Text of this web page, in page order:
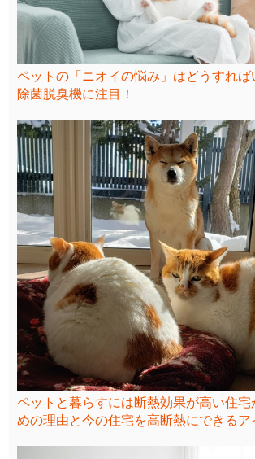
ペットの「ニオイの悩み」はどうすれ
除菌脱臭機に注目！
ペットと暮らすには断熱効果が高い住宅
めの理由と今の住宅を高断熱にできるア